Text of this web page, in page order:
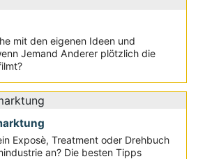
mit den eigenen Ideen und
Jemand Anderer plötzlich die
Exposè, Treatment oder Drehbuch
an? Die besten Tipps